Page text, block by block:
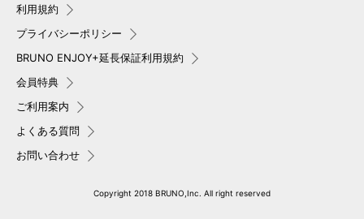
利用規約
プライバシーポリシー
BRUNO ENJOY+延長保証利用規約
会員特典
ご利用案内
よくある質問
お問い合わせ
Copyright 2018 BRUNO,Inc. All right reserved